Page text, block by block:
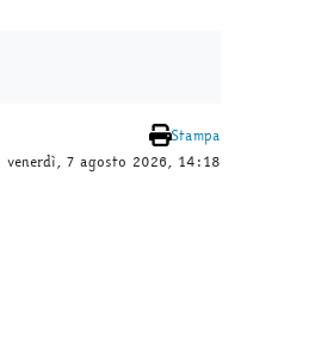
Stampa
venerdì, 7 agosto 2026, 14:18